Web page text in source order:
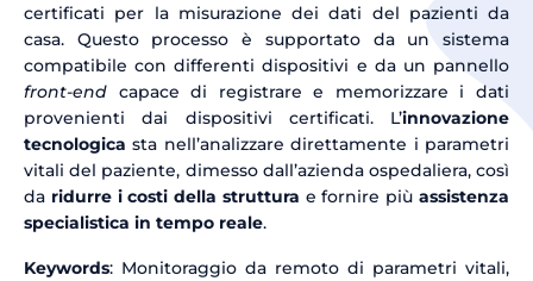
certificati per la misurazione dei dati del pazienti da
casa. Questo processo è supportato da un sistema
compatibile con differenti dispositivi e da un pannello
front-end capace di registrare e memorizzare i dati
provenienti dai dispositivi certificati. L’innovazione
tecnologica sta nell’analizzare direttamente i parametri
vitali del paziente, dimesso dall’azienda ospedaliera, così
da ridurre i costi della struttura e fornire piùassistenza
specialistica in tempo reale.
Keywords: Monitoraggio da remoto di parametri vitali,